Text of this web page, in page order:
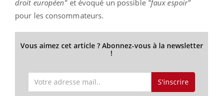
droit européen" et évoqué un possible"faux espoir"
pour les consommateurs.
Vous aimez cet article ? Abonnez-vous à la newsletter
!
S'inscrire